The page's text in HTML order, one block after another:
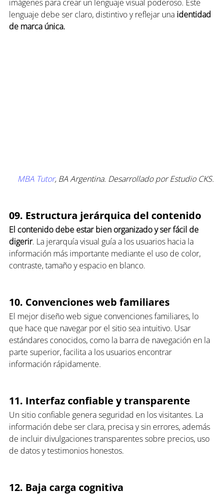
imágenes para crear un lenguaje visual poderoso. Este
lenguaje debe ser claro, distintivo y reflejar una identidad
de marca única.
MBA Tutor, BA Argentina. Desarrollado por Estudio CKS.
09. Estructura jerárquica del contenido
El contenido debe estar bien organizado y ser fácil de
digerir. La jerarquía visual guía a los usuarios hacia la
información más importante mediante el uso de color,
contraste, tamaño y espacio en blanco.
10. Convenciones web familiares
El mejor diseño web sigue convenciones familiares, lo
que hace que navegar por el sitio sea intuitivo. Usar
estándares conocidos, como la barra de navegación en la
parte superior, facilita a los usuarios encontrar
información rápidamente.
11. Interfaz confiable y transparente
Un sitio confiable genera seguridad en los visitantes. La
información debe ser clara, precisa y sin errores, además
de incluir divulgaciones transparentes sobre precios, uso
de datos y testimonios honestos.
12. Baja carga cognitiva